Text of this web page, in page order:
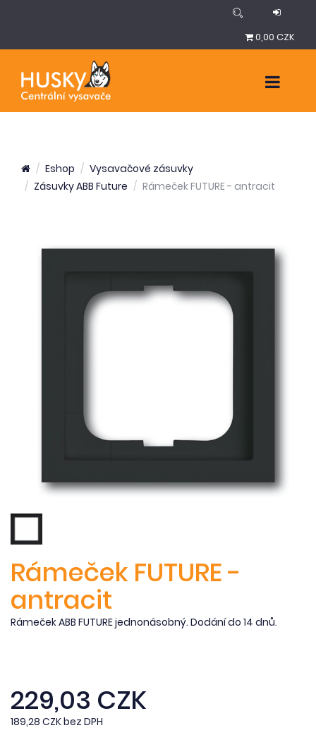
0,00 CZK
Eshop
Vysavačové zásuvky
Zásuvky ABB Future
Rámeček FUTURE - antracit
Rámeček FUTURE -
antracit
Rámeček ABB FUTURE jednonásobný. Dodání do 14 dnů.
229,03 CZK
189,28 CZK bez DPH